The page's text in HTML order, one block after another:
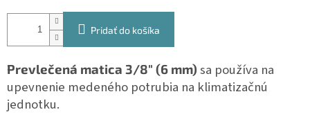
Pridať do košíka
Prevlečená matica 3/8" (6 mm) sa používa na
upevnenie medeného potrubia na klimatizačnú
jednotku.